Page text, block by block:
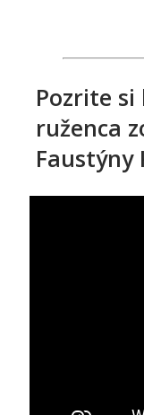
Pozrite
ruženca
Faustýny